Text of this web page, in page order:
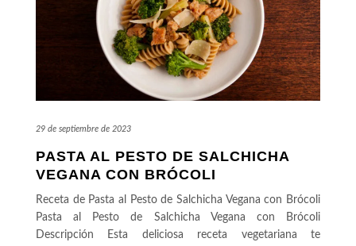
29 de septiembre de 2023
PASTA AL PESTO DE SALCHICHA
VEGANA CON BRÓCOLI
Receta de Pasta al Pesto de Salchicha Vegana con Brócoli
Pasta al Pesto de Salchicha Vegana con Brócoli
Descripción Esta deliciosa receta vegetariana te